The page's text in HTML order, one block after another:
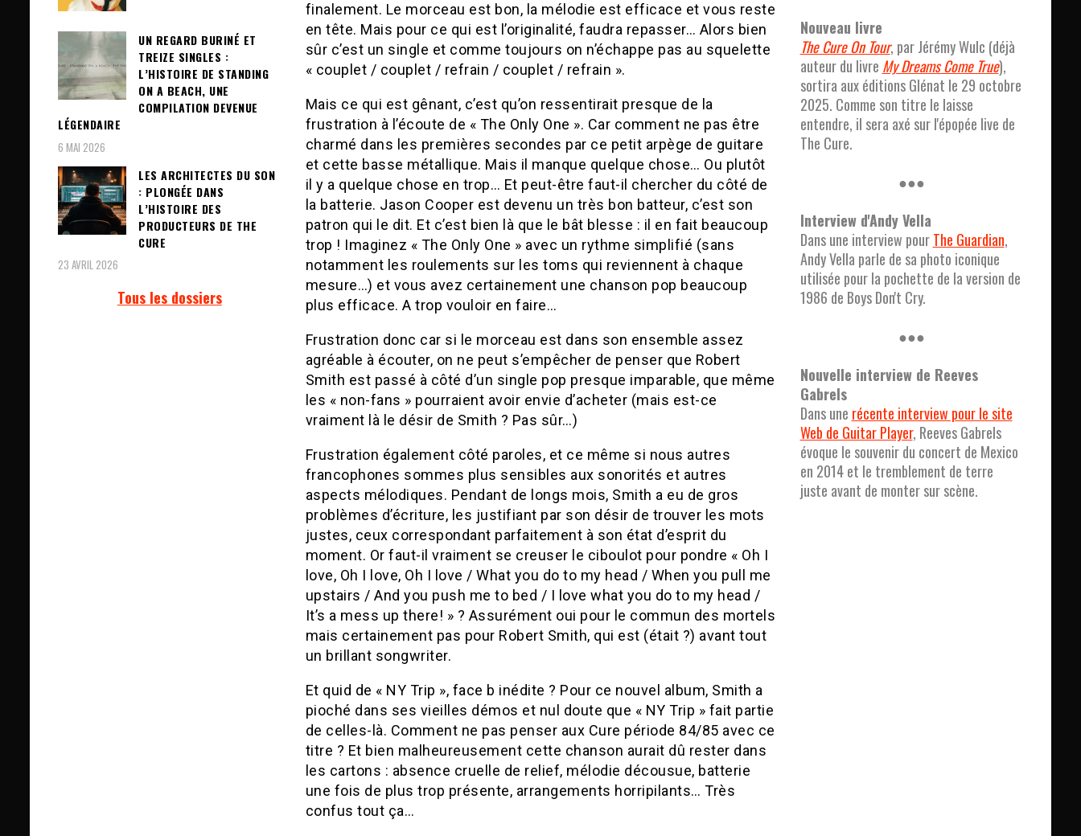
finalement. Le morceau est bon, la mélodie est efficace et vous reste
en tête. Mais pour ce qui est l’originalité, faudra repasser… Alors bien
sûr c’est un single et comme toujours on n’échappe pas au squelette
« couplet / couplet / refrain / couplet / refrain ».
Mais ce qui est gênant, c’est qu’on ressentirait presque de la
frustration à l’écoute de « The Only One ». Car comment ne pas être
charmé dans les premières secondes par ce petit arpège de guitare
et cette basse métallique. Mais il manque quelque chose… Ou plutôt
il y a quelque chose en trop… Et peut-être faut-il chercher du côté de
la batterie. Jason Cooper est devenu un très bon batteur, c’est son
patron qui le dit. Et c’est bien là que le bât blesse : il en fait beaucoup
trop ! Imaginez « The Only One » avec un rythme simplifié (sans
notamment les roulements sur les toms qui reviennent à chaque
mesure…) et vous avez certainement une chanson pop beaucoup
plus efficace. A trop vouloir en faire…
Frustration donc car si le morceau est dans son ensemble assez
agréable à écouter, on ne peut s’empêcher de penser que Robert
Smith est passé à côté d’un single pop presque imparable, que même
les « non-fans » pourraient avoir envie d’acheter (mais est-ce
vraiment là le désir de Smith ? Pas sûr…)
Frustration également côté paroles, et ce même si nous autres
francophones sommes plus sensibles aux sonorités et autres
aspects mélodiques. Pendant de longs mois, Smith a eu de gros
problèmes d’écriture, les justifiant par son désir de trouver les mots
justes, ceux correspondant parfaitement à son état d’esprit du
moment. Or faut-il vraiment se creuser le ciboulot pour pondre « Oh I
love, Oh I love, Oh I love / What you do to my head / When you pull me
upstairs / And you push me to bed / I love what you do to my head /
It’s a mess up there! » ? Assurément oui pour le commun des mortels
mais certainement pas pour Robert Smith, qui est (était ?) avant tout
un brillant songwriter.
Et quid de « NY Trip », face b inédite ? Pour ce nouvel album, Smith a
pioché dans ses vieilles démos et nul doute que « NY Trip » fait partie
de celles-là. Comment ne pas penser aux Cure période 84/85 avec ce
titre ? Et bien malheureusement cette chanson aurait dû rester dans
les cartons : absence cruelle de relief, mélodie décousue, batterie
une fois de plus trop présente, arrangements horripilants… Très
confus tout ça…
UN REGARD BURINÉ ET
TREIZE SINGLES :
L’HISTOIRE DE STANDING
ON A BEACH, UNE
COMPILATION DEVENUE
LÉGENDAIRE
6 MAI 2026
LES ARCHITECTES DU SON
: PLONGÉE DANS
L’HISTOIRE DES
PRODUCTEURS DE THE
CURE
23 AVRIL 2026
Tous les dossiers
Nouveau livre
The Cure On Tour, par Jérémy Wulc (déjà
auteur du livre My Dreams Come True),
sortira aux éditions Glénat le 29 octobre
2025. Comme son titre le laisse
entendre, il sera axé sur l'épopée live de
The Cure.
●●●
Interview d'Andy Vella
Dans une interview pourThe Guardian,
Andy Vella parle de sa photo iconique
utilisée pour la pochette de la version de
1986 de Boys Don't Cry.
●●●
Nouvelle interview de Reeves
Gabrels
Dans une récente interview pour le site
Web de Guitar Player, Reeves Gabrels
évoque le souvenir du concert de Mexico
en 2014 et le tremblement de terre
juste avant de monter sur scène.